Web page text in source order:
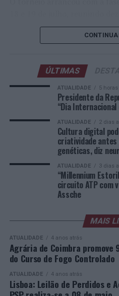
de um lugar no quadro
abertura contou com a
acompanhado pelo
início de uma competição
concelho no centro do
Apesar das desistências de
como Casper Ruud
Fokina (Espanha) e Matteo
apresentou um quadro
liderado pelo russo Andrey
série, pelo italiano Luciano
Alejandro Tabilo e pelo belga
também o regresso do suíço
integrado na digressão de
de três torneios do Grand
A edição de 2026 ficou
representação portuguesa de
realizado em território
ÚLTIMAS
ATUALIDADE 5 horas
Presidente da
“Dia Internacional
ATUALIDADE 2 dias
Cultura digital
criatividade antes
genéticas, diz
ATUALIDADE 3 dias
“Millennium
circuito ATP com
Assche
MAIS
ATUALIDADE 4 anos atrás
Agrária de Coimbra promove
do Curso de Fogo Controlado
ATUALIDADE 4 anos atrás
Lisboa: Leilão de Perdidos e